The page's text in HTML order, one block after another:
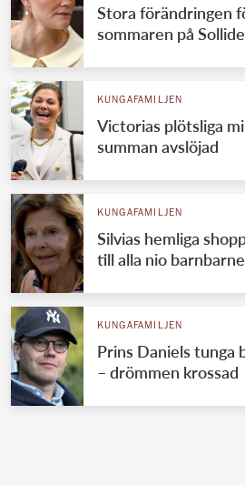
Stora förändringen
sommaren på
KUNGAFAMILJEN
Victorias plötsliga
summan avslöjad
KUNGAFAMILJEN
Silvias hemliga
till alla nio
KUNGAFAMILJEN
Prins Daniels tunga
– drömmen krossad